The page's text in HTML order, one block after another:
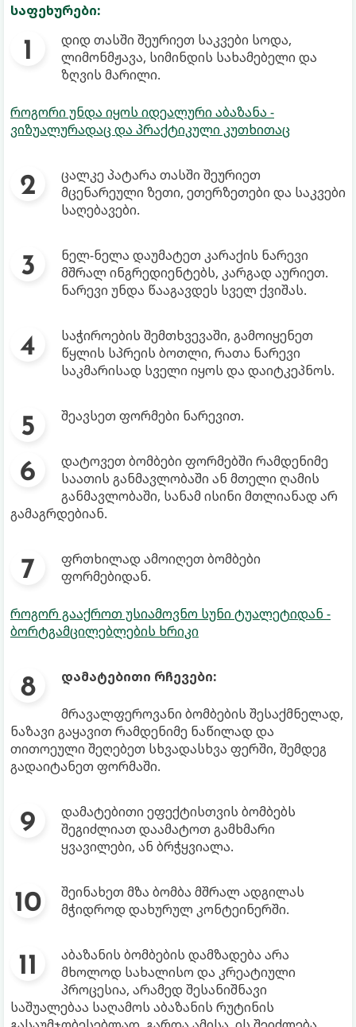
საფეხურები:
დიდ თასში შეურიეთ საკვები სოდა,
ლიმონმჟავა, სიმინდის სახამებელი და
ზღვის მარილი.
როგორი უნდა იყოს იდეალური აბაზანა -
ვიზუალურადაც და პრაქტიკული კუთხითაც
ცალკე პატარა თასში შეურიეთ
მცენარეული ზეთი, ეთერზეთები და საკვები
საღებავები.
ნელ-ნელა დაუმატეთ კარაქის ნარევი
მშრალ ინგრედიენტებს, კარგად აურიეთ.
ნარევი უნდა წააგავდეს სველ ქვიშას.
საჭიროების შემთხვევაში, გამოიყენეთ
წყლის სპრეის ბოთლი, რათა ნარევი
საკმარისად სველი იყოს და დაიტკეპნოს.
შეავსეთ ფორმები ნარევით.
დატოვეთ ბომბები ფორმებში რამდენიმე
საათის განმავლობაში ან მთელი ღამის
განმავლობაში, სანამ ისინი მთლიანად არ
გამაგრდებიან.
ფრთხილად ამოიღეთ ბომბები
ფორმებიდან.
როგორ გააქროთ უსიამოვნო სუნი ტუალეტიდან -
ბორტგამცილებლების ხრიკი
დამატებითი რჩევები:
მრავალფეროვანი ბომბების შესაქმნელად,
ნაზავი გაყავით რამდენიმე ნაწილად და
თითოეული შეღებეთ სხვადასხვა ფერში, შემდეგ
გადაიტანეთ ფორმაში.
დამატებითი ეფექტისთვის ბომბებს
შეგიძლიათ დაამატოთ გამხმარი
ყვავილები, ან ბრჭყვიალა.
შეინახეთ მზა ბომბა მშრალ ადგილას
მჭიდროდ დახურულ კონტეინერში.
აბაზანის ბომბების დამზადება არა
მხოლოდ სახალისო და კრეატიული
პროცესია, არამედ შესანიშნავი
საშუალებაა საღამოს აბაზანის რუტინის